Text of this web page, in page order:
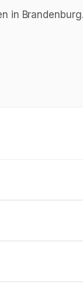
in